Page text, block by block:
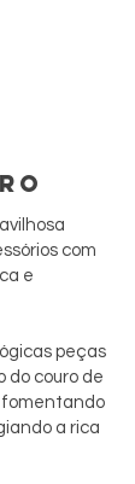
com
e
peças
do couro de
fomentando
a rica